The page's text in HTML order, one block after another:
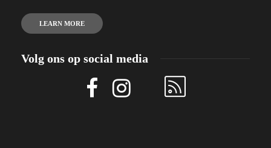
LEARN MORE
Volg ons op social media